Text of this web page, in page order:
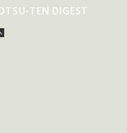
TEN DIGEST